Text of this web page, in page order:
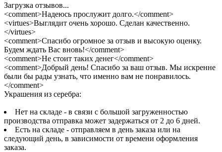
Загрузка отзывов...
<comment>Надеюсь прослужит долго.</comment>
<virtues>Выглядит очень хорошо. Сделан качественно.
</virtues>
<comment>Спасибо огромное за отзыв и высокую оценку.
Будем ждать Вас вновь!</comment>
<comment>Не стоит таких денег</comment>
<comment>Добрый день! Спасибо за ваш отзыв. Мы искренне
были бы рады узнать, что именно вам не понравилось.
</comment>
Украшения из серебра:
Нет на складе - в связи с большой загруженностью
производства отправка может задержаться от 2 до 6 дней.
Есть на складе - отправляем в день заказа или на
следующий день, в зависимости от времени оформления
заказа.